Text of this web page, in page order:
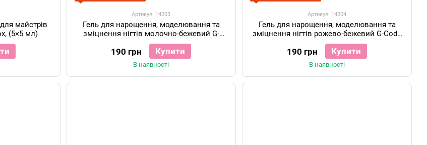
майстрів
(5×5 мл)
Артикул: 14203
Гель для нарощення, моделювання та
зміцнення нігтів молочно-бежевий G-
Code Builder Gel №2, 15 мл
190 грн Купити
В наявності
Артикул: 14204
Гель для нарощення, моделювання та
зміцнення нігтів рожево-бежевий G-Code
Builder Gel №3, 15 мл
190 грн Купити
В наявності